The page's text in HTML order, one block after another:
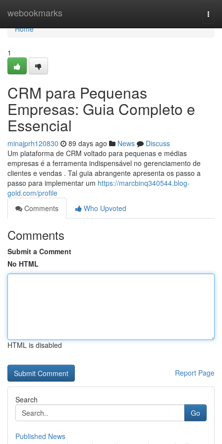
webookmarks
Home
Home
1
CRM para Pequenas
Empresas: Guia Completo e
Essencial
minajprh120830 89 days ago News
Discuss
Um plataforma de CRM voltado para pequenas e médias
empresas é a ferramenta indispensável no gerenciamento de
clientes e vendas . Tal guia abrangente apresenta os passo a
passo para implementar um https://marcbinq340544.blog-
gold.com/profile
Comments
Who Upvoted
Comments
Submit a Comment
No HTML
HTML is disabled
Report Page
Search
Go
Published News